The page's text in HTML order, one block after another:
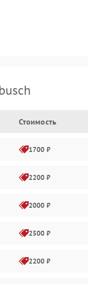
Стоимость
1700 ₽
2200 ₽
2000 ₽
2500 ₽
2200 ₽